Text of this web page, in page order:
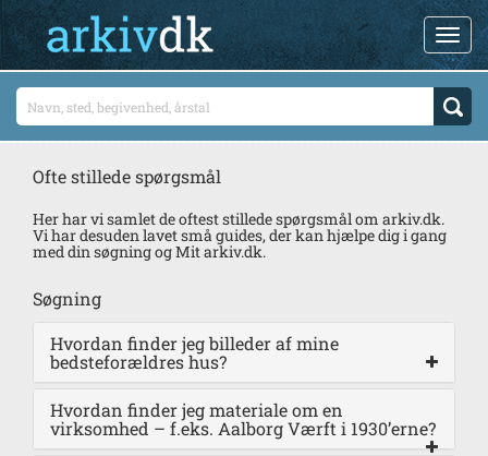
Ofte stillede spørgsmål
Her har vi samlet de oftest stillede spørgsmål om arkiv.dk.
Vi har desuden lavet små guides, der kan hjælpe dig i gang
med din søgning og Mit arkiv.dk.
Søgning
Hvordan finder jeg billeder af mine
bedsteforældres hus?
Hvordan finder jeg materiale om en
virksomhed – f.eks. Aalborg Værft i 1930’erne?